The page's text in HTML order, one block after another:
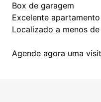
Box de garagem
Excelente
Localizado a menos